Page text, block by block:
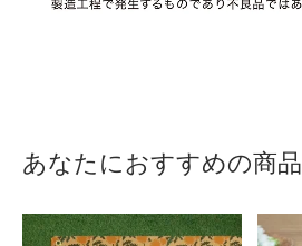
あなたにおすすめの商品